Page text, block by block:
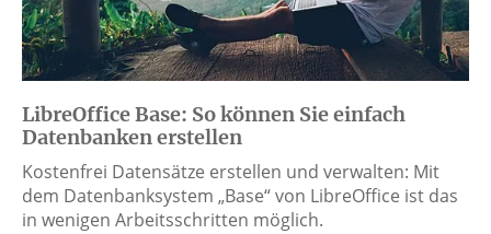
LibreOffice Base: So können Sie einfach
Datenbanken erstellen
Kostenfrei Datensätze erstellen und verwalten: Mit
dem Datenbanksystem „Base“ von LibreOffice ist das
in wenigen Arbeitsschritten möglich.